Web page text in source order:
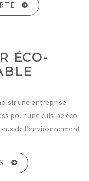
ÉCO-
une entreprise
pour une cuisine éco-
de l’environnement.